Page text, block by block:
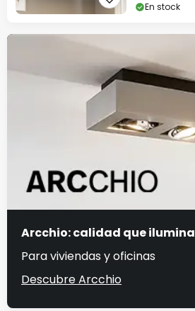
En stock
Arcchio: calidad que ilumina
Para viviendas y oficinas
Descubre Arcchio